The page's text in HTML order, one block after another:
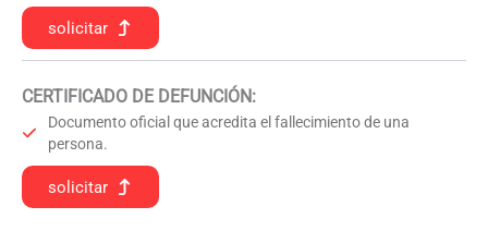
solicitar
CERTIFICADO DE DEFUNCIÓN:
Documento oficial que acredita el fallecimiento de una
persona.
solicitar